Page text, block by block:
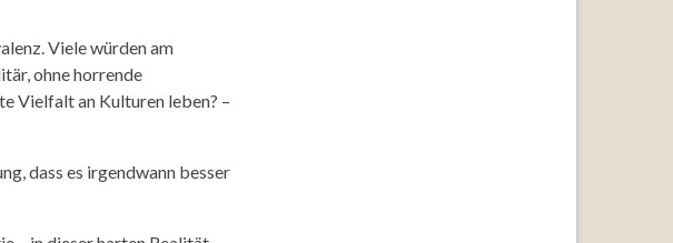
Viele würden am
ohne horrende
Vielfalt an Kulturen leben? –
dass es irgendwann besser